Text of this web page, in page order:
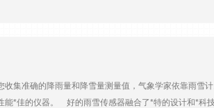
度，千平方毫米单位空间浓度，立方米单位费用初期成
集准确的降雨量和降雪量测量值，气象学家依靠雨雪
能*佳的仪器。 好的雨雪传感器融合了*特的设计和*科